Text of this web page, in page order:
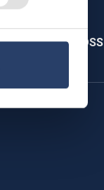
KONTAKTA OSS